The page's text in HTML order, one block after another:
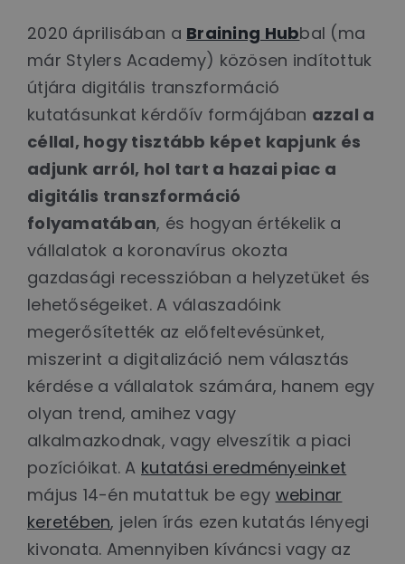
2020 áprilisában a Braining Hubbal (ma
már Stylers Academy) közösen indítottuk
útjára digitális transzformáció
kutatásunkat kérdőív formájában azzal a
céllal, hogy tisztább képet kapjunk és
adjunk arról, hol tart a hazai piac a
digitális transzformáció
folyamatában, és hogyan értékelik a
vállalatok a koronavírus okozta
gazdasági recesszióban a helyzetüket és
lehetőségeiket. A válaszadóink
megerősítették az előfeltevésünket,
miszerint a digitalizáció nem választás
kérdése a vállalatok számára, hanem egy
olyan trend, amihez vagy
alkalmazkodnak, vagy elveszítik a piaci
pozícióikat. A kutatási eredményeinket
május 14-én mutattuk be egy webinar
keretében, jelen írás ezen kutatás lényegi
kivonata. Amennyiben kíváncsi vagy az